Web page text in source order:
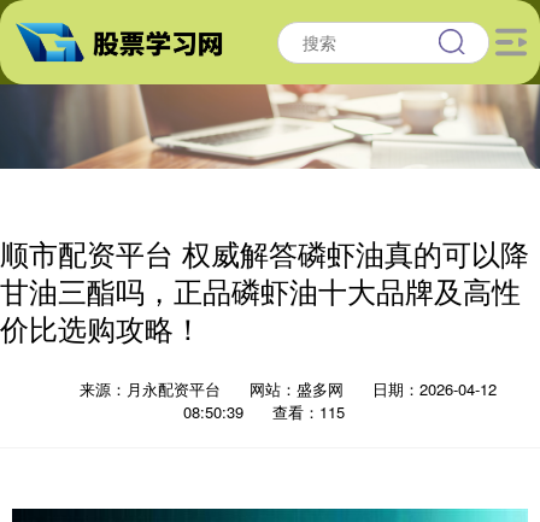
顺市配资平台 权威解答磷虾油真的可以降
甘油三酯吗，正品磷虾油十大品牌及高性
价比选购攻略！
来源：月永配资平台 网站：盛多网
日期：2026-04-12
08:50:39
查看：115